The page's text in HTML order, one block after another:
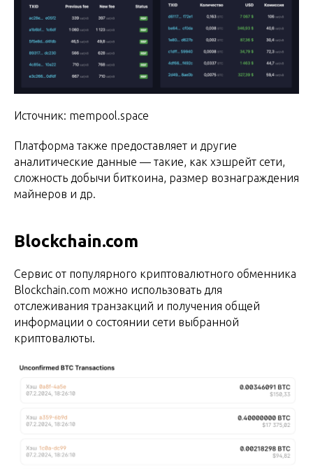
Источник: mempool.space
Платформа также предоставляет и другие
аналитические данные — такие, как хэшрейт сети,
сложность добычи биткоина, размер вознаграждения
майнеров и др.
Blockchain.com
Сервис от популярного криптовалютного обменника
Blockchain.com можно использовать для
отслеживания транзакций и получения общей
информации о состоянии сети выбранной
криптовалюты.